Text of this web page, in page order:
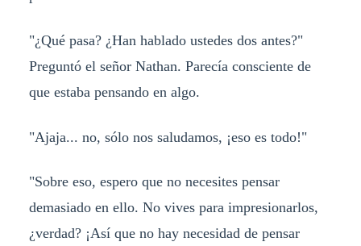
"¿Qué pasa? ¿Han hablado ustedes dos antes?"
Preguntó el señor Nathan. Parecía consciente de
que estaba pensando en algo.
"Ajaja... no, sólo nos saludamos, ¡eso es todo!"
"Sobre eso, espero que no necesites pensar
demasiado en ello. No vives para impresionarlos,
¿verdad? ¡Así que no hay necesidad de pensar